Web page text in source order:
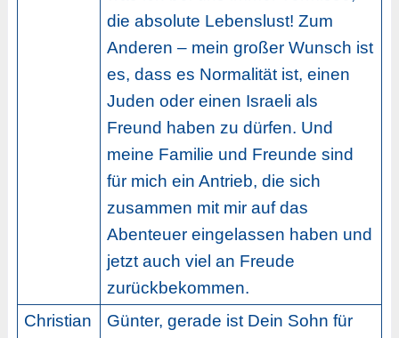
die absolute Lebenslust! Zum
Anderen – mein großer Wunsch ist
es, dass es Normalität ist, einen
Juden oder einen Israeli als
Freund haben zu dürfen. Und
meine Familie und Freunde sind
für mich ein Antrieb, die sich
zusammen mit mir auf das
Abenteuer eingelassen haben und
jetzt auch viel an Freude
zurückbekommen.
Christian
Günter, gerade ist Dein Sohn für